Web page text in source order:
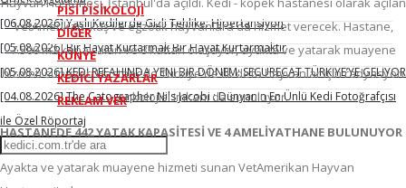
PİSİ PİSİKOLOJİ
DİĞER
KÜNYE
KEDİCİ YAZARLAR
REKLAM VER
[06.08.2026] Yaşlı Kedilerde Gizli Tehlike: Hipertansiyon
[05.08.2026] Bir Hayat Kurtarmak Bir Hayat Kurtarmaktır
[05.08.2026] KEDİ REFAHINDA YENİ BİR DÖNEM: SECURECAT TÜRKİYE’YE GELİYOR
[04.08.2026] The Catographer Nils Jacobi : Dünyanın En Ünlü Kedi Fotoğrafçısı
ile Özel Röportaj
VetAmerikan, kuş ve egzotik hayvanlara da hizmet verecek. Hastane,
7.500 m2 kapalı alan ve 8 kattan oluşuyor, ayakta ve yatarak muayene
hizmeti sunuyor. Hastanede Türkiye'de ilk defa hayvanlar için radyasyon
onkolojisi imkanı da sunuluyor.
HASTANEDE 442 YATAK KAPASİTESİ VE 4 AMELİYATHANE BULUNUYOR
Ayakta ve yatarak muayene hizmeti sunan VetAmerikan Hayvan